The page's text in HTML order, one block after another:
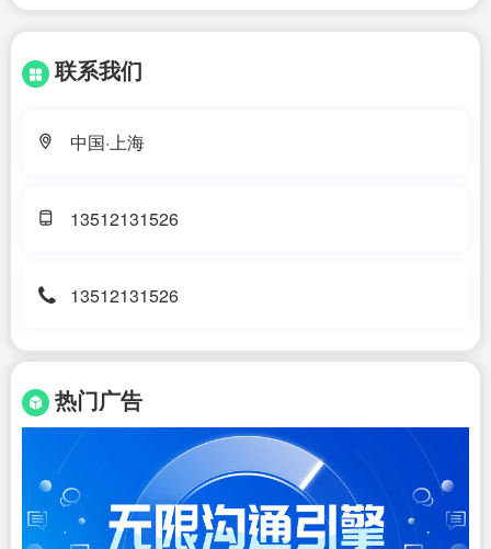
联系我们
中国·上海
13512131526
13512131526
热门广告